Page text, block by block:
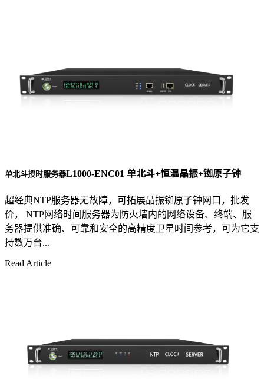
单北斗授时服务器L1000-ENC01 单北斗+恒温晶振+铷原子钟
超经典NTP服务器无故障，可拓展晶振铷原子钟网口，批发
价， NTP网络时间服务器为防火墙内的网络设备、终端、服
务器提供准确、可靠和安全的高精度卫星时间参考，可为它支
持数万台...
Read Article